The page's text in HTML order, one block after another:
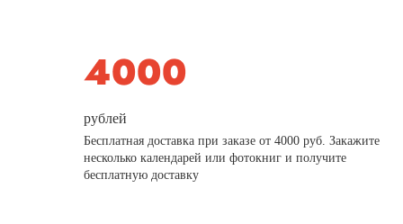
рублей
Бесплатная доставка при заказе от 4000 руб. Закажите
несколько календарей или фотокниг и получите
бесплатную доставку